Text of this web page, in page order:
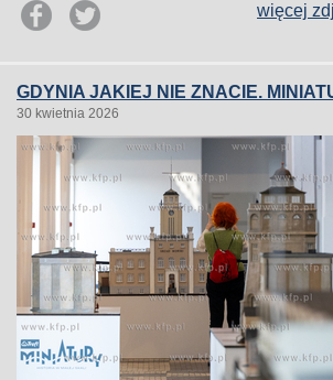
więcej
GDYNIA JAKIEJ NIE ZNACIE.
30 kwietnia 2026